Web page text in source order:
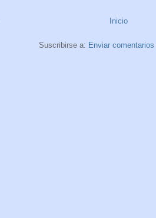
Inicio
Suscribirse a: Enviar